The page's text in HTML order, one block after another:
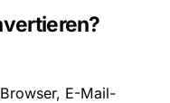
E-Mail-